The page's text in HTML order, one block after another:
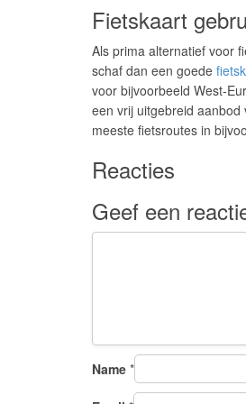
Fietskaart
Als prima alternatief voor
schaf dan een goede
voor bijvoorbeeld West-
een vrij uitgebreid
meeste fietsroutes in
Reacties
Geef een
Name *